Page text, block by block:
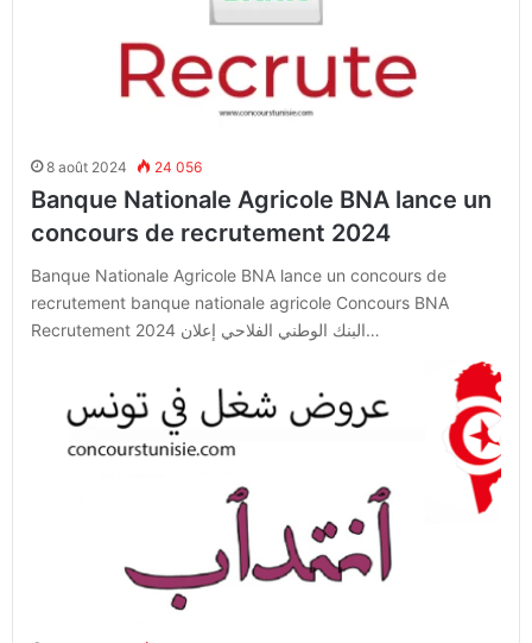
8 août 2024 24 056
Banque Nationale Agricole BNA lance un
concours de recrutement 2024
Banque Nationale Agricole BNA lance un concours de
recrutement banque nationale agricole Concours BNA
Recrutement 2024 البنك الوطني الفلاحي إعلان…